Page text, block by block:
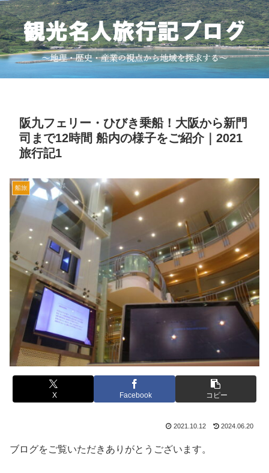
阪九フェリー・ひびき乗船！大阪から新門
司まで12時間 船内の様子をご紹介｜2021
旅行記1
船旅
X Facebook コピー
2021.10.12 2024.06.20
ブログをご覧いただきありがとうございます。